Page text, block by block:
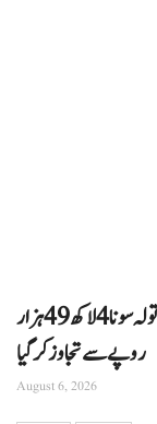
سونے کی قیمت میں ایک بار پھر نمایاں اضافہ، فی تولہ سونا 4 لاکھ 49 ہزار
روپے سے تجاوز کرگیا
August 6, 2026